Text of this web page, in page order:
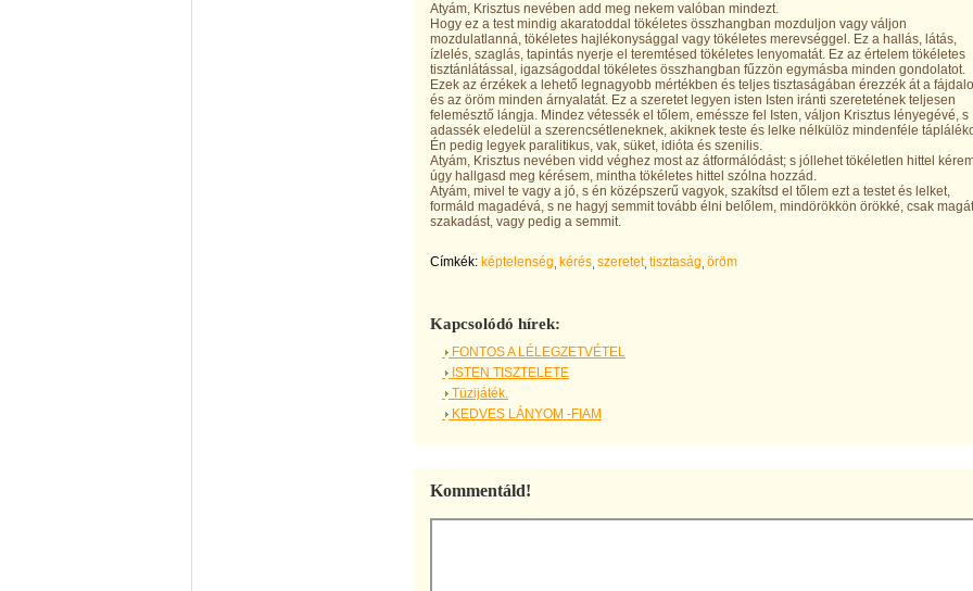
Atyám, Krisztus nevében add meg nekem valóban mindezt.
Hogy ez a test mindig akaratoddal tökéletes összhangban mozduljon vagy váljon
mozdulatlanná, tökéletes hajlékonysággal vagy tökéletes merevséggel. Ez a hallás, látás,
ízlelés, szaglás, tapintás nyerje el teremtésed tökéletes lenyomatát. Ez az értelem tökéletes
tisztánlátással, igazságoddal tökéletes összhangban fűzzön egymásba minden gondolatot.
Ezek az érzékek a lehető legnagyobb mértékben és teljes tisztaságában érezzék át a
és az öröm minden árnyalatát. Ez a szeretet legyen isten Isten iránti szeretetének teljesen
felemésztő lángja. Mindez vétessék el tőlem, eméssze fel Isten, váljon Krisztus lényegévé, s
adassék eledelül a szerencsétleneknek, akiknek teste és lelke nélkülöz mindenféle
Én pedig legyek paralitikus, vak, süket, idióta és szenilis.
Atyám, Krisztus nevében vidd véghez most az átformálódást; s jóllehet tökéletlen hittel
úgy hallgasd meg kérésem, mintha tökéletes hittel szólna hozzád.
Atyám, mivel te vagy a jó, s én középszerű vagyok, szakítsd el tőlem ezt a testet és lelket,
formáld magadévá, s ne hagyj semmit tovább élni belőlem, mindörökkön örökké, csak
szakadást, vagy pedig a semmit.
Címkék: képtelenség kérés szeretet tisztaság öröm
Kapcsolódó hírek:
FONTOS A LÉLEGZETVÉTEL
ISTEN TISZTELETE
Tüzijáték.
KEDVES LÁNYOM -FIAM
Kommentáld!